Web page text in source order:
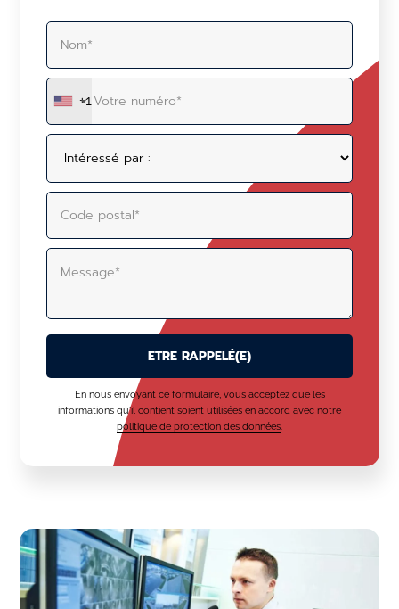
+1
En nous envoyant ce formulaire, vous acceptez que les
informations qu'il contient soient utilisées en accord avec notre
politique de protection des données.
ALTERNATIVE: